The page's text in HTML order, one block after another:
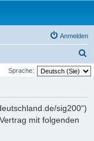
Anmelden
u
Sprache:
sig200“)
mit folgenden